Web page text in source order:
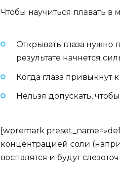
Чтобы научиться плавать
Открывать глаза нужно
результате начнется
Когда глаза привыкнут
Нельзя допускать,
[wpremark
концентрацией соли
воспалятся и будут